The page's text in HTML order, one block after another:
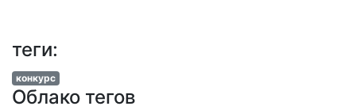
теги:
конкурс
Облако тегов